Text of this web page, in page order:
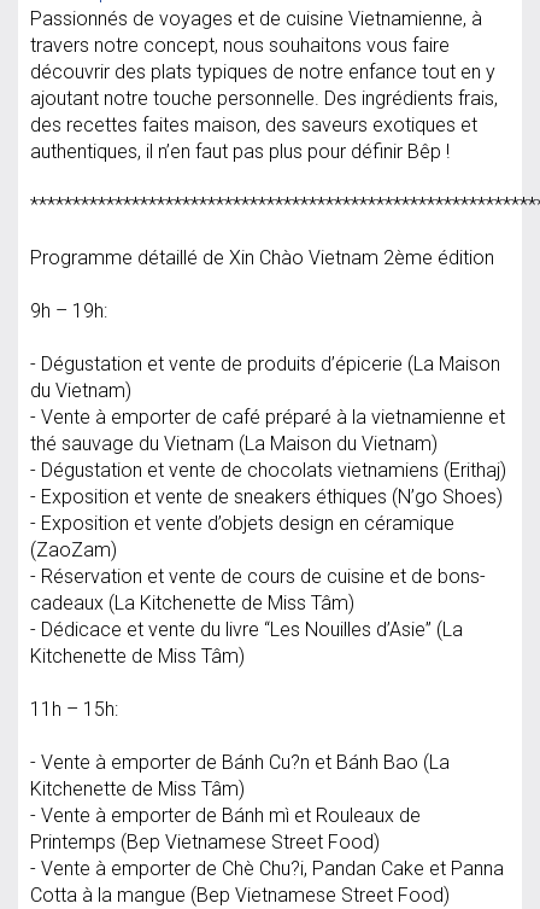
Passionnés de voyages et de cuisine Vietnamienne, à
travers notre concept, nous souhaitons vous faire
découvrir des plats typiques de notre enfance tout en y
ajoutant notre touche personnelle. Des ingrédients frais,
des recettes faites maison, des saveurs exotiques et
authentiques, il n’en faut pas plus pour définir Bêp !
Programme détaillé de Xin Chào Vietnam 2ème édition
9h – 19h:
- Dégustation et vente de produits d’épicerie (La Maison
du Vietnam)
- Vente à emporter de café préparé à la vietnamienne et
thé sauvage du Vietnam (La Maison du Vietnam)
- Dégustation et vente de chocolats vietnamiens (Erithaj)
- Exposition et vente de sneakers éthiques (N’go Shoes)
- Exposition et vente d’objets design en céramique
(ZaoZam)
- Réservation et vente de cours de cuisine et de bons-
cadeaux (La Kitchenette de Miss Tâm)
- Dédicace et vente du livre “Les Nouilles d’Asie” (La
Kitchenette de Miss Tâm)
11h – 15h:
- Vente à emporter de Bánh Cu?n et Bánh Bao (La
Kitchenette de Miss Tâm)
- Vente à emporter de Bánh mì et Rouleaux de
Printemps (Bep Vietnamese Street Food)
- Vente à emporter de Chè Chu?i, Pandan Cake et Panna
Cotta à la mangue (Bep Vietnamese Street Food)